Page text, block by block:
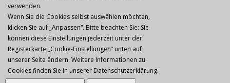
Lieferumfang:
1x 4W Max Dynamic hochleistungslaser 2026
خريطة الموقع|AGB|Datenschutz|Jobs & Karriere
verwenden.
Wenn Sie die Cookies selbst auswählen möchten,
klicken Sie auf „Anpassen“. Bitte beachten Sie: Sie
können diese Einstellungen jederzeit unter der
Registerkarte „Cookie-Einstellungen“ unten auf
unserer Seite ändern. Weitere Informationen zu
Cookies finden Sie in unserer Datenschutzerklärung.